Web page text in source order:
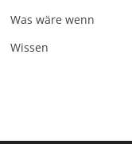
Was wäre wenn
Wissen